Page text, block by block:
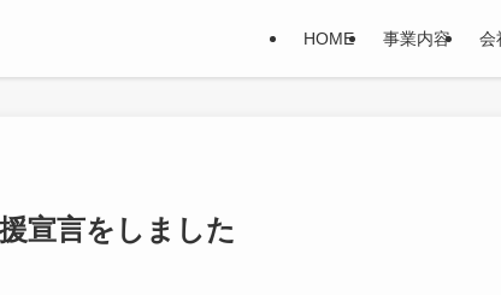
HOME 事業内容 会
宣言をしました